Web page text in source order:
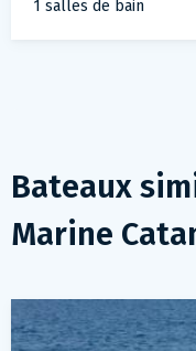
1 salles de bain
Bateaux
Marine